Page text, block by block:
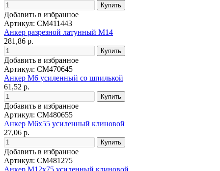
Добавить в избранное
Артикул: CM411443
Анкер разрезной латунный М14
281,86 р.
Добавить в избранное
Артикул: CM470645
Анкер М6 усиленный со шпилькой
61,52 р.
Добавить в избранное
Артикул: CM480655
Анкер М6х55 усиленный клиновой
27,06 р.
Добавить в избранное
Артикул: CM481275
Анкер М12х75 усиленный клиновой